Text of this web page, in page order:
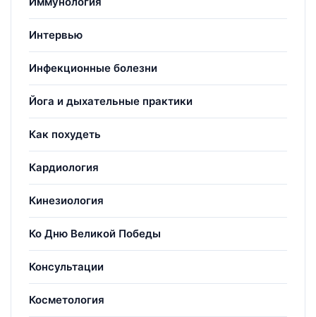
Интервью
Инфекционные болезни
Йога и дыхательные практики
Как похудеть
Кардиология
Кинезиология
Ко Дню Великой Победы
Консультации
Косметология